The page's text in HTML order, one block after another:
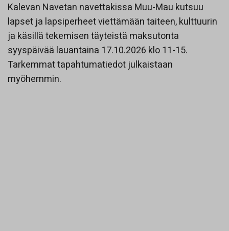
Kalevan Navetan navettakissa Muu-Mau kutsuu
lapset ja lapsiperheet viettämään taiteen, kulttuurin
ja käsillä tekemisen täyteistä maksutonta
syyspäivää lauantaina 17.10.2026 klo 11-15.
Tarkemmat tapahtumatiedot julkaistaan
myöhemmin.